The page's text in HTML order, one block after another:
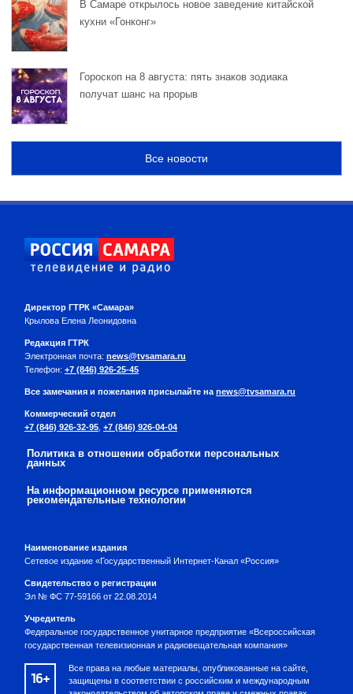
В Самаре открылось новое заведение китайской
кухни «Гонконг»
Гороскоп на 8 августа: пять знаков зодиака
получат шанс на прорыв
Все новости
Директор ГТРК «Самара»
Крылова Елена Леонидовна
Редакция ГТРК
Электронная почта: news@tvsamara.ru
Телефон: +7 (846) 926-25-45
Все замечания и пожелания присылайте на news@tvsamara.ru
Коммерческий отдел
+7 (846) 926-32-95 +7 (846) 926-04-04
Политика в отношении обработки персональных
данных
На информационном ресурсе применяются
рекомендательные технологии
Наименование издания
Сетевое издание «Государственный Интернет-Канал «Россия»
Свидетельство о регистрации
Эл № ФС 77-59166 от 22.08.2014
Учредитель
Федеральное государственное унитарное предприятие «Всероссийская
государственная телевизионная и радиовещательная компания»
16+
Все права на любые материалы, опубликованные на сайте,
защищены в соответствии с российским и международным